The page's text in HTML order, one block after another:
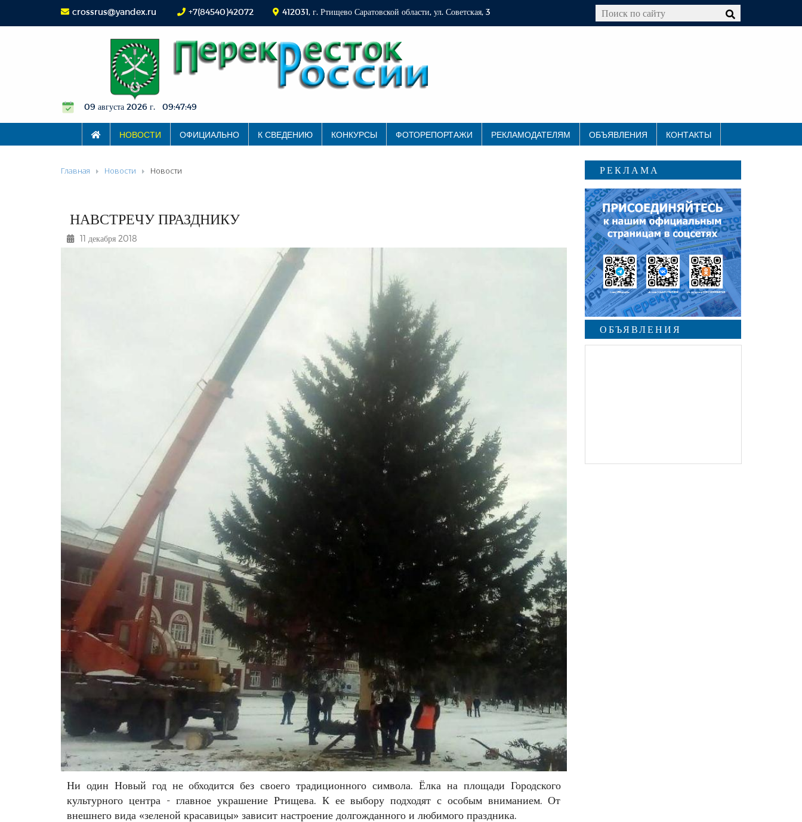
crossrus@yandex.ru +7(84540)42072 412031, г. Ртищево Саратовской области, ул. Советская, 3
09 августа 2026 г. 09:47:50
НОВОСТИ ОФИЦИАЛЬНО К СВЕДЕНИЮ КОНКУРСЫ ФОТОРЕПОРТАЖИ РЕКЛАМОДАТЕЛЯМ ОБЪЯВЛЕНИЯ КОНТАКТЫ
Главная Новости Новости
НАВСТРЕЧУ ПРАЗДНИКУ
11 декабря 2018
Ни один Новый год не обходится без своего традиционного символа. Ёлка на площади Городского
культурного центра - главное украшение Ртищева. К ее выбору подходят с особым вниманием. От
внешнего вида «зеленой красавицы» зависит настроение долгожданного и любимого праздника.
РЕКЛАМА
ОБЪЯВЛЕНИЯ